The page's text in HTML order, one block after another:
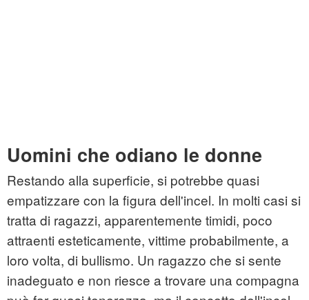
Uomini che odiano le donne
Restando alla superficie, si potrebbe quasi
empatizzare con la figura dell'incel. In molti casi si
tratta di ragazzi, apparentemente timidi, poco
attraenti esteticamente, vittime probabilmente, a
loro volta, di bullismo. Un ragazzo che si sente
inadeguato e non riesce a trovare una compagna